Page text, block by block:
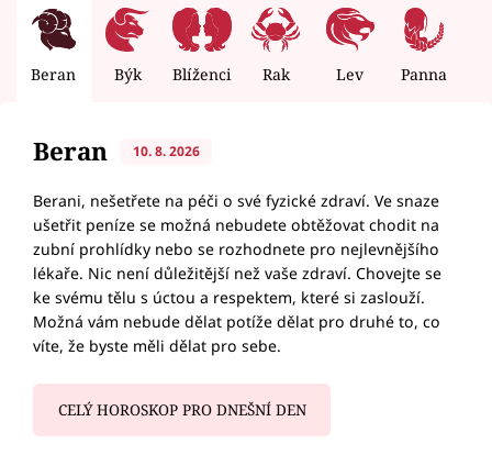
Beran Býk Blíženci Rak Lev Panna
Beran 10. 8. 2026
Berani, nešetřete na péči o své fyzické zdraví. Ve snaze
ušetřit peníze se možná nebudete obtěžovat chodit na
zubní prohlídky nebo se rozhodnete pro nejlevnějšího
lékaře. Nic není důležitější než vaše zdraví. Chovejte se
ke svému tělu s úctou a respektem, které si zaslouží.
Možná vám nebude dělat potíže dělat pro druhé to, co
víte, že byste měli dělat pro sebe.
CELÝ HOROSKOP PRO DNEŠNÍ DEN